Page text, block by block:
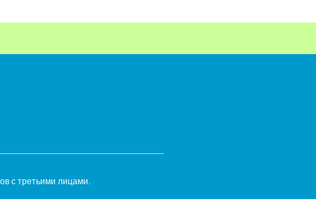
с третьими лицами.